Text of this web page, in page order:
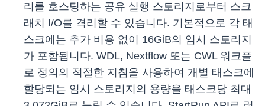
리를 호스팅하는 공유 실행 스토리지로부터 스크
래치 I/O를 격리할 수 있습니다. 기본적으로 각 태
스크에는 추가 비용 없이 16GiB의 임시 스토리지
가 포함됩니다. WDL, Nextflow 또는 CWL 워크플
로 정의의 적절한 지침을 사용하여 개별 태스크에
할당되는 임시 스토리지의 용량을 태스크당 최대